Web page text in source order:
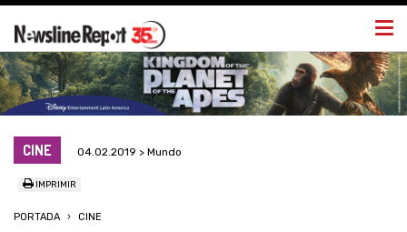
CINE 04.02.2019 > Mundo
IMPRIMIR
PORTADA CINE